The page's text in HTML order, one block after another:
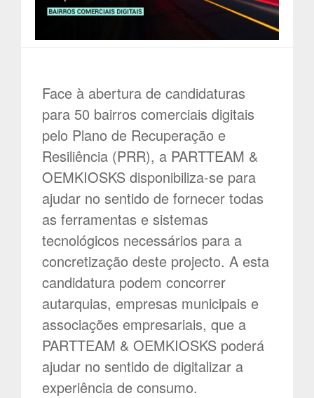
Face à abertura de candidaturas
para 50 bairros comerciais digitais
pelo Plano de Recuperação e
Resiliência (PRR), a PARTTEAM &
OEMKIOSKS disponibiliza-se para
ajudar no sentido de fornecer todas
as ferramentas e sistemas
tecnológicos necessários para a
concretização deste projecto. A esta
candidatura podem concorrer
autarquias, empresas municipais e
associações empresariais, que a
PARTTEAM & OEMKIOSKS poderá
ajudar no sentido de digitalizar a
experiência de consumo.